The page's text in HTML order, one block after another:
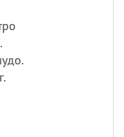
именины